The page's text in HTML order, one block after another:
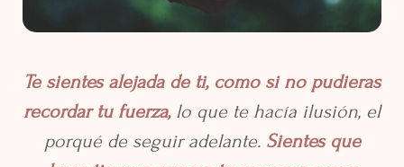
Te sientes alejada de ti, como si no pudieras
recordar tu fuerza, lo que te hacía ilusión, el
porqué de seguir adelante.Sientes que